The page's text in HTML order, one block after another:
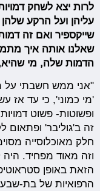
לרות יצא לשחק
עליהן ועל הרקע
שייקספיר ואם זה
שאלנו אותה איך
הדמות שלה, מי
"אני ממש חשבתי על
'מי כמוני', כי עד אז
ופשוטות- פשוט
זה ב'גוליבר' ופתאום
חלק מאוכלוסייה
וזה מאוד מפחיד.
הזאת באופן
הרפואיות של בת-